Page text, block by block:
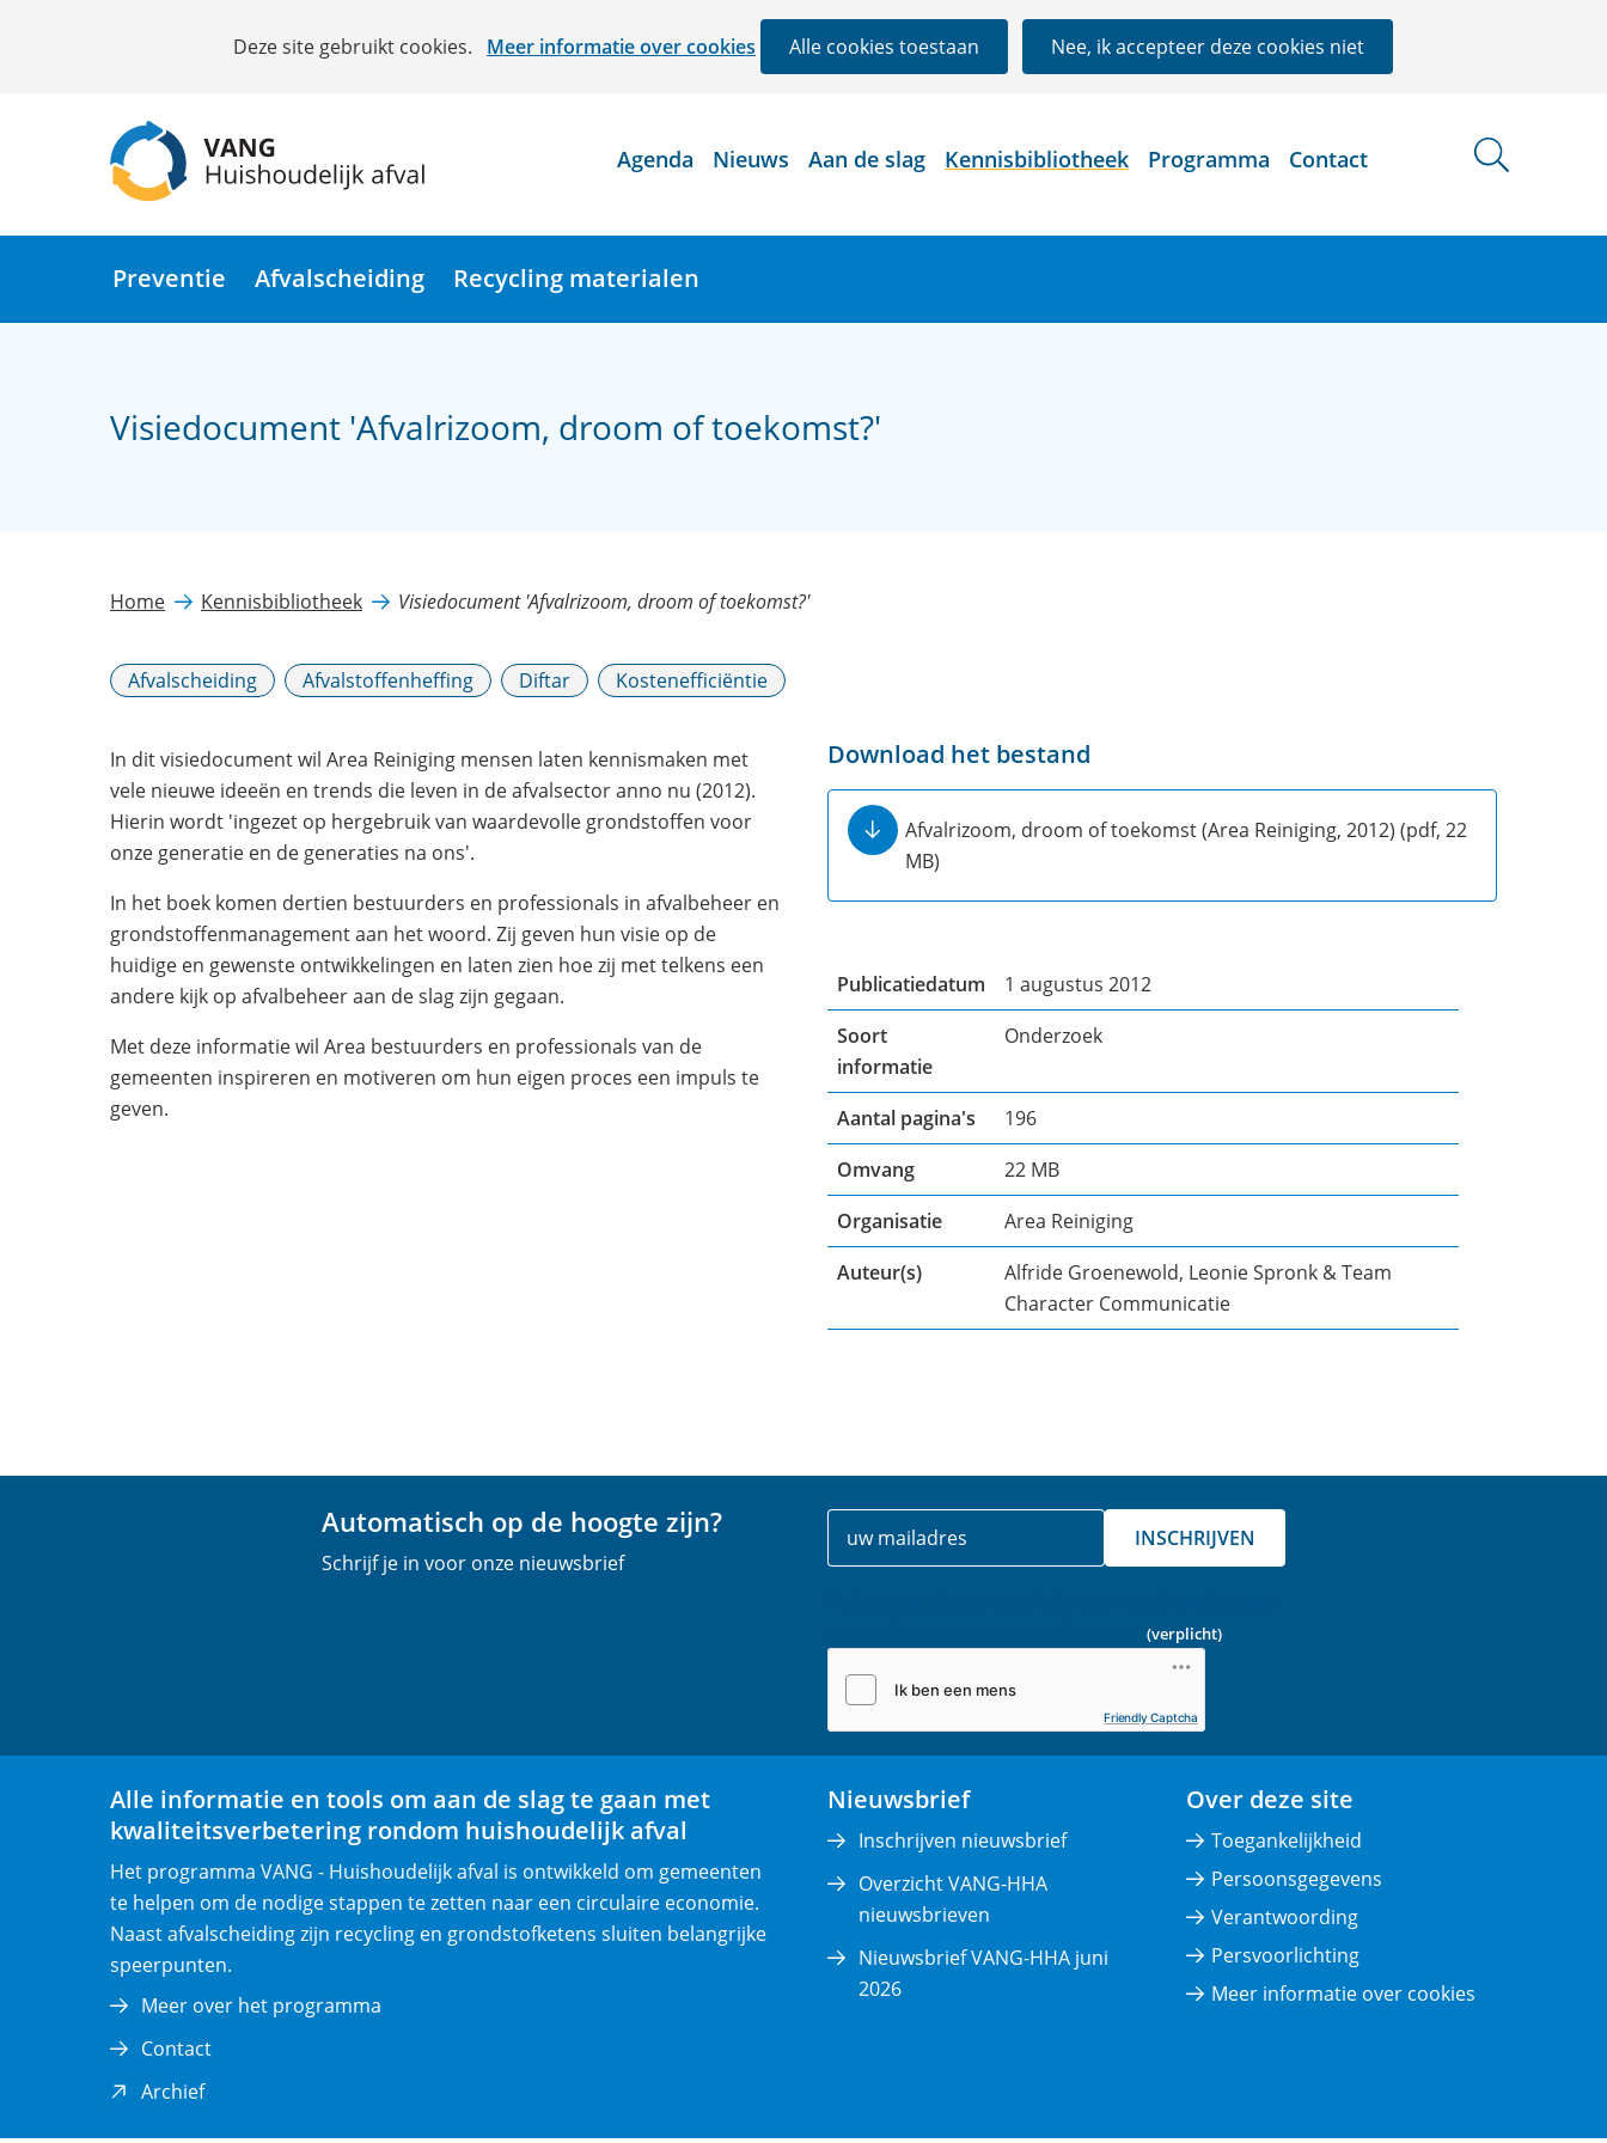
Deze site gebruikt cookies.
Meer informatie over cookies
cookies
Alle cookies toestaan Nee, ik accepteer deze cookies niet
Ga
naar
(naar
Agenda Nieuws Aan de slag Kennisbibliotheek Programma Contact
Preventie Afvalscheiding Recycling materialen
Visiedocument 'Afvalrizoom, droom of toekomst?'
Home Kennisbibliotheek Visiedocument 'Afvalrizoom, droom of toekomst?'
Afvalscheiding Afvalstoffenheffing Diftar Kostenefficiëntie
In dit visiedocument wil Area Reiniging mensen laten kennismaken met
vele nieuwe ideeën en trends die leven in de afvalsector anno nu (2012).
Hierin wordt 'ingezet op hergebruik van waardevolle grondstoffen voor
onze generatie en de generaties na ons'.
In het boek komen dertien bestuurders en professionals in afvalbeheer en
grondstoffenmanagement aan het woord. Zij geven hun visie op de
huidige en gewenste ontwikkelingen en laten zien hoe zij met telkens een
andere kijk op afvalbeheer aan de slag zijn gegaan.
Met deze informatie wil Area bestuurders en professionals van de
gemeenten inspireren en motiveren om hun eigen proces een impuls te
geven.
Download het bestand
Afvalrizoom, droom of toekomst (Area Reiniging, 2012) (pdf, 22
MB)
Publicatiedatum
1 augustus 2012
Soort
informatie
Onderzoek
Aantal pagina's
196
Omvang
22 MB
Organisatie
Area Reiniging
Auteur(s)
Alfride Groenewold, Leonie Spronk & Team
Character Communicatie
Automatisch op de hoogte zijn?
Schrijf je in voor onze nieuwsbrief
i
r
p
h
(verplicht)
Friendly Captcha
INSCHRIJVEN
Alle informatie en tools om aan de slag te gaan met
kwaliteitsverbetering rondom huishoudelijk afval
Het programma VANG - Huishoudelijk afval is ontwikkeld om gemeenten
te helpen om de nodige stappen te zetten naar een circulaire economie.
Naast afvalscheiding zijn recycling en grondstofketens sluiten belangrijke
speerpunten.
Meer over het programma
Contact
Archief(opent
Nieuwsbrief
Inschrijven nieuwsbrief
Overzicht VANG-HHA
nieuwsbrieven
Nieuwsbrief VANG-HHA juni
2026
Over deze site
Toegankelijkheid
Persoonsgegevens
Verantwoording
Persvoorlichting
Meer informatie over cookies